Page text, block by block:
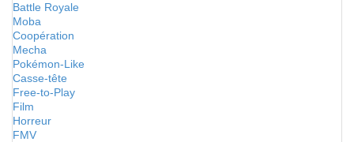
Battle Royale
Moba
Coopération
Mecha
Pokémon-Like
Casse-tête
Free-to-Play
Film
Horreur
FMV